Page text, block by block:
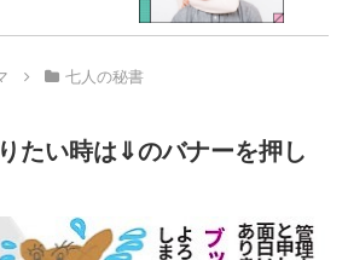
七人の秘書
たい時は⇓のバナーを押し